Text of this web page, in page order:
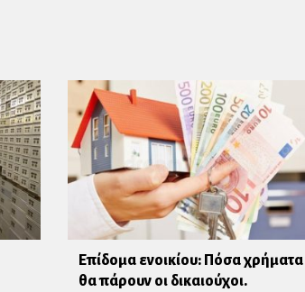
Επίδομα ενοικίου: Πόσα χρήματα
θα πάρουν οι δικαιούχοι.